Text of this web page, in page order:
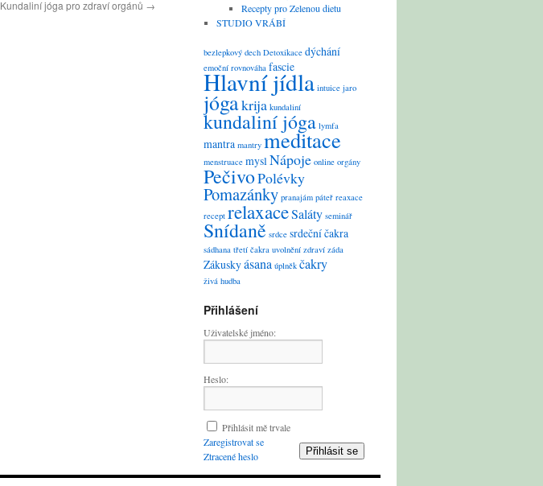
Kundaliní jóga pro zdraví orgánů →
Recepty pro Zelenou dietu
STUDIO VRÁBÍ
bezlepkový dech Detoxikace dýchání
emoční rovnováha fascie
Hlavní jídla intuice jaro
jógakrija kundaliní
kundaliní jóga lymfa
mantra mantry meditace
menstruace myslNápoje online orgány
PečivoPolévky
Pomazánky pranajám páteř reaxace
recept relaxaceSaláty seminář
Snídaně srdce srdeční čakra
sádhana třetí čakra uvolnění zdraví záda
Zákuskyásana úplněk čakry
živá hudba
Přihlášení
Uživatelské jméno:
Heslo:
Přihlásit mě trvale
Přihlásit se
Zaregistrovat se
Ztracené heslo